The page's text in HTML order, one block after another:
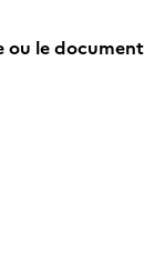
ou le document